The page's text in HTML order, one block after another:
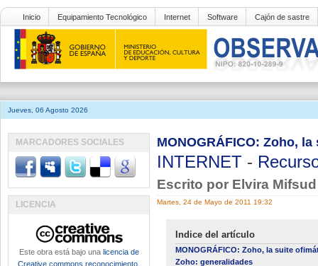
Inicio Equipamiento Tecnológico Internet Software Cajón de sastre
Jueves, 06 Agosto 2026
MONOGRÁFICO: Zoho,
INTERNET -
Escrito por Elvira
Martes, 24 de Mayo de 2011 19:32
Indice del artículo
MONOGRÁFICO: Zoho, la suite
Zoho: generalidades
MARCADORES SOCIALES
LICENCIA
Este obra está bajo una licencia de
Creative commons reconocimiento,